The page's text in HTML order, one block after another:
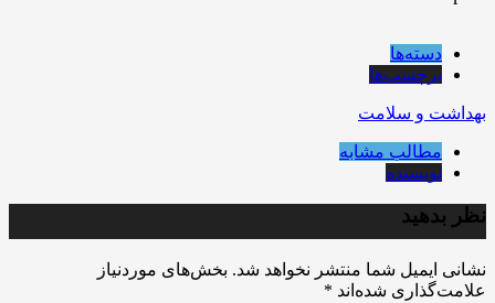
دسته‌ها
برچسب‌ها
بهداشت و سلامت
مطالب مشابه
نویسنده
نظر بدهید
نشانی ایمیل شما منتشر نخواهد شد. بخش‌های موردنیاز
علامت‌گذاری شده‌اند *